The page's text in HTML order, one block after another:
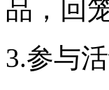
品，回
3.参与